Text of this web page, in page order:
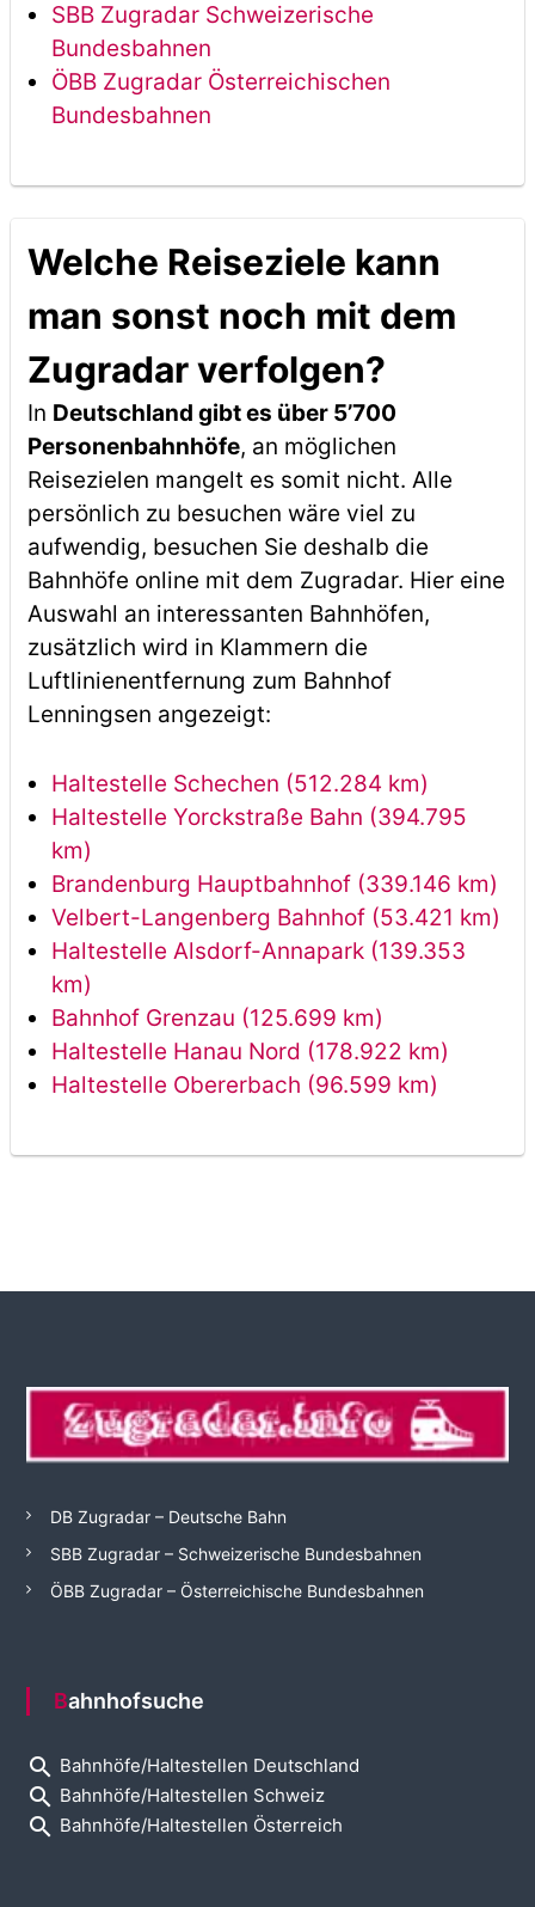
SBB Zugradar Schweizerische
Bundesbahnen
ÖBB Zugradar Österreichischen
Bundesbahnen
Welche Reiseziele kann
man sonst noch mit dem
Zugradar verfolgen?
In Deutschland gibt es über 5’700
Personenbahnhöfe, an möglichen
Reisezielen mangelt es somit nicht. Alle
persönlich zu besuchen wäre viel zu
aufwendig, besuchen Sie deshalb die
Bahnhöfe online mit dem Zugradar. Hier eine
Auswahl an interessanten Bahnhöfen,
zusätzlich wird in Klammern die
Luftlinienentfernung zum Bahnhof
Lenningsen angezeigt:
Haltestelle Schechen (512.284 km)
Haltestelle Yorckstraße Bahn (394.795
km)
Brandenburg Hauptbahnhof (339.146 km)
Velbert-Langenberg Bahnhof (53.421 km)
Haltestelle Alsdorf-Annapark (139.353
km)
Bahnhof Grenzau (125.699 km)
Haltestelle Hanau Nord (178.922 km)
Haltestelle Obererbach (96.599 km)
DB Zugradar – Deutsche Bahn
SBB Zugradar – Schweizerische Bundesbahnen
ÖBB Zugradar – Österreichische Bundesbahnen
Bahnhofsuche
search Bahnhöfe/Haltestellen Deutschland
search Bahnhöfe/Haltestellen Schweiz
search Bahnhöfe/Haltestellen Österreich